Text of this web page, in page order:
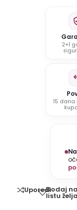
2+1
15
UporediDodaj na
listu želja